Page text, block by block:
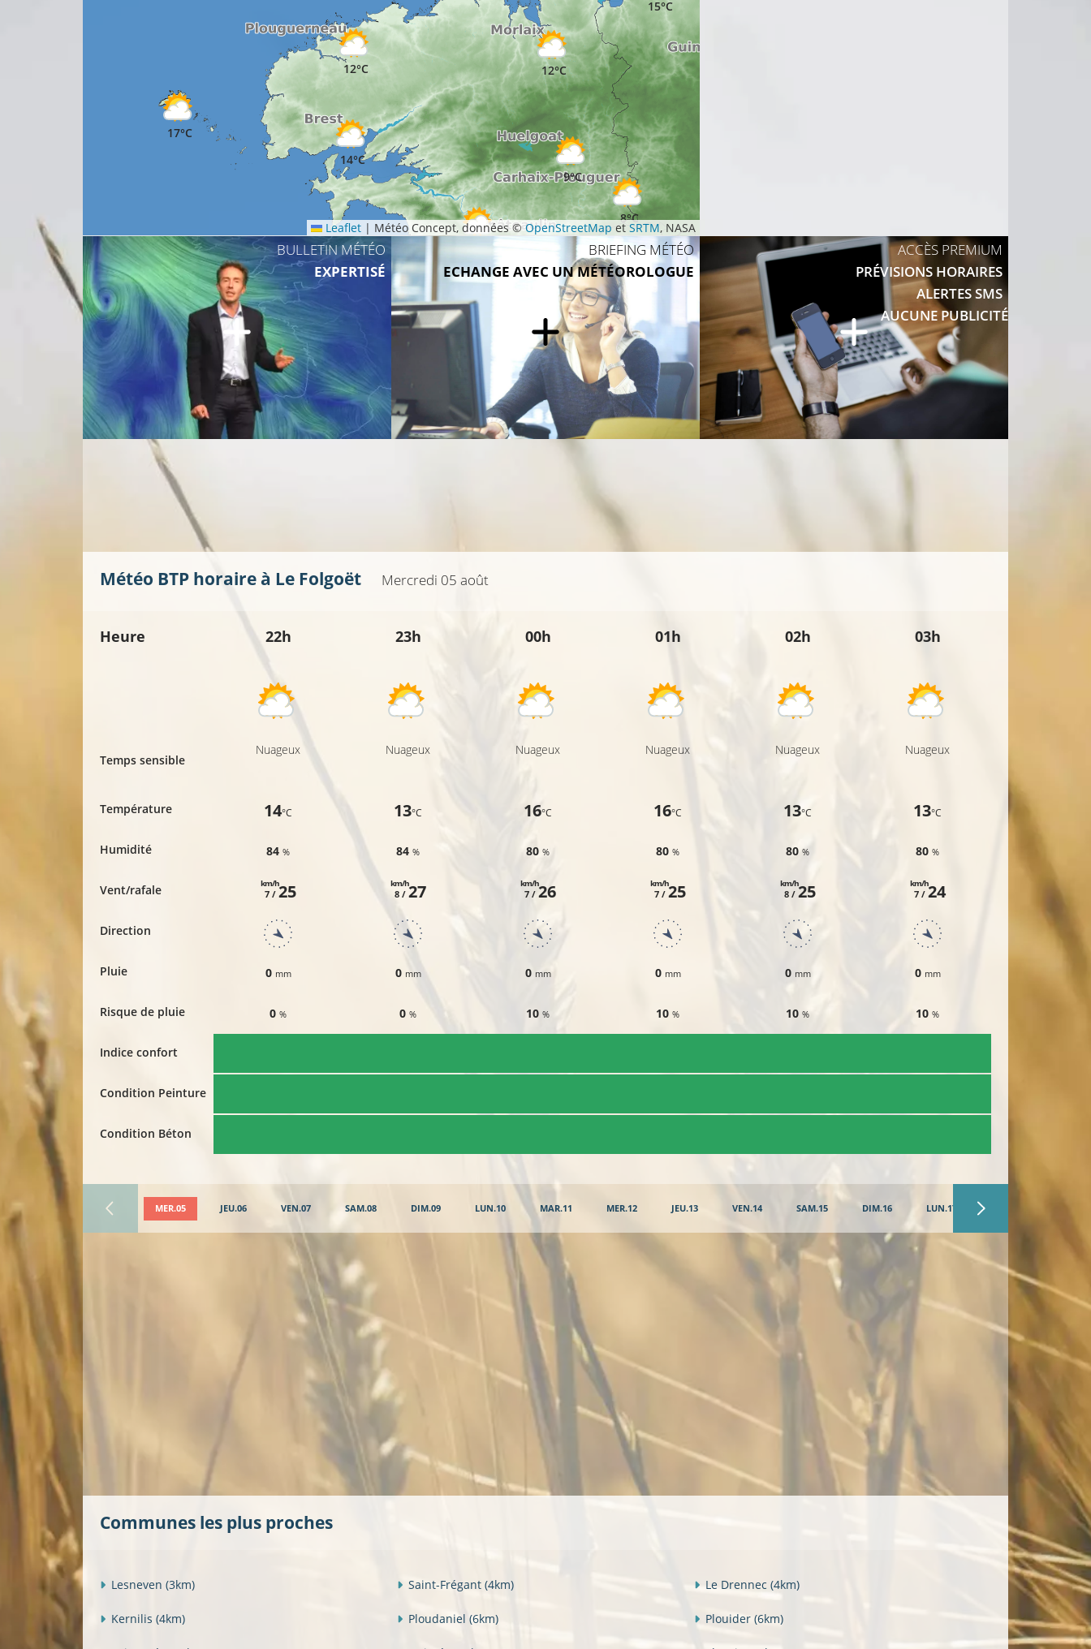
8°C
9°C
9°C
12°C
14°C
8°C
8°C
14°C
9°C
12°C
17°C
12°C
9°C
15°C
Leaflet | Météo Concept, données ©OpenStreetMap et SRTM, NASA
BULLETIN MÉTÉO
EXPERTISÉ
BRIEFING MÉTÉO
ECHANGE AVEC UN MÉTÉOROLOGUE
ACCÈS PREMIUM
PRÉVISIONS HORAIRES
ALERTES SMS
AUCUNE PUBLICITÉ
Météo BTP horaire à Le Folgoët Mercredi 05 août
Heure
Temps sensible
Température
Humidité
Vent/rafale
Direction
Pluie
Risque de pluie
Indice confort
Condition Peinture
Condition Béton
22h
Nuageux
14°C
84%
7 /
km/h25
0 mm
0%
23h
Nuageux
13°C
84%
8 /
km/h27
0 mm
0%
00h
Nuageux
16°C
80%
7 /
km/h26
0 mm
10%
01h
Nuageux
16°C
80%
7 /
km/h25
0 mm
10%
02h
Nuageux
13°C
80%
8 /
km/h25
0 mm
10%
03h
Nuageux
13°C
80%
7 /
km/h24
0 mm
10%
24
MER.05 JEU.06 VEN.07 SAM.08 DIM.09 LUN.10 MAR.11 MER.12 JEU.13 VEN.14 SAM.15 DIM.16 LUN.17
Communes les plus proches
Lesneven (3km) Saint-Frégant (4km) Le Drennec (4km)
Kernilis (4km) Ploudaniel (6km) Plouider (6km)